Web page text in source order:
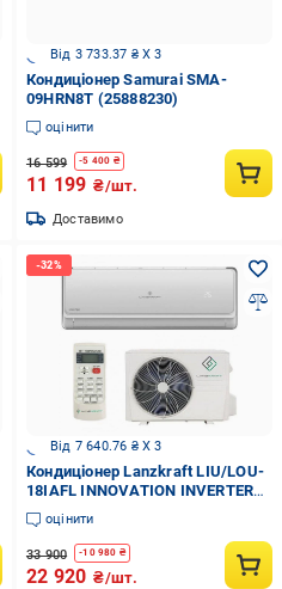
Від 3 733.37 ₴ X 3
Кондиціонер Samurai SMA-
09HRN8T (25888230)
оцінити
16 599 -5 400 ₴
11 199 ₴/шт.
Доставимо
Від 7 640.76 ₴ X 3
Кондиціонер Lanzkraft LIU/LOU-
18IAFL INNOVATION INVERTER
(до -15°C)
оцінити
33 900 -10 980 ₴
22 920 ₴/шт.